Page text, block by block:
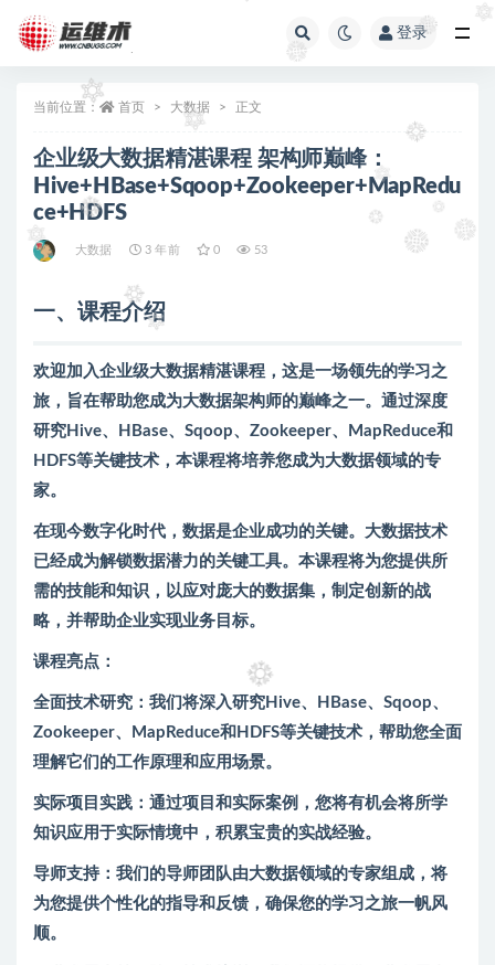
登录
当前位置： 首页 大数据 正文
企业级大数据精湛课程 架构师巅峰：
Hive+HBase+Sqoop+Zookeeper+MapRedu
ce+HDFS
大数据 3 年前 0 53
一、 课程介绍
欢迎加入企业级大数据精湛课程，这是一场领先的学习之
旅，旨在帮助您成为大数据架构师的巅峰之一。通过深度
研究Hive、HBase、Sqoop、Zookeeper、MapReduce和
HDFS等关键技术，本课程将培养您成为大数据领域的专
家。
在现今数字化时代，数据是企业成功的关键。大数据技术
已经成为解锁数据潜力的关键工具。本课程将为您提供所
需的技能和知识，以应对庞大的数据集，制定创新的战
略，并帮助企业实现业务目标。
课程亮点：
全面技术研究：我们将深入研究Hive、HBase、Sqoop、
Zookeeper、MapReduce和HDFS等关键技术，帮助您全面
理解它们的工作原理和应用场景。
实际项目实践：通过项目和实际案例，您将有机会将所学
知识应用于实际情境中，积累宝贵的实战经验。
导师支持：我们的导师团队由大数据领域的专家组成，将
为您提供个性化的指导和反馈，确保您的学习之旅一帆风
顺。